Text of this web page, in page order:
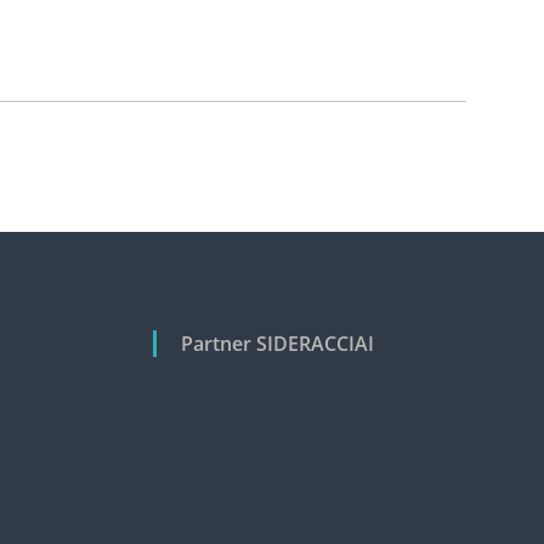
Partner SIDERACCIAI